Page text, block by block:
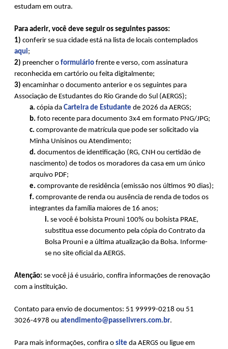
estudam em outra.
Para aderir, você deve seguir os seguintes passos:
1) conferir se sua cidade está na lista de locais contemplados
aqui;
2) preencher o formulário frente e verso, com assinatura
reconhecida em cartório ou feita digitalmente;
3) encaminhar o documento anterior e os seguintes para
Associação de Estudantes do Rio Grande do Sul (AERGS);
a. cópia da Carteira de Estudante de 2026 da AERGS;
b. foto recente para documento 3x4 em formato PNG/JPG;
c. comprovante de matrícula que pode ser solicitado via
Minha Unisinos ou Atendimento;
d. documentos de identificação (RG, CNH ou certidão de
nascimento) de todos os moradores da casa em um único
arquivo PDF;
e. comprovante de residência (emissão nos últimos 90 dias);
f. comprovante de renda ou ausência de renda de todos os
integrantes da família maiores de 16 anos;
i. se você é bolsista Prouni 100% ou bolsista PRAE,
substitua esse documento pela cópia do Contrato da
Bolsa Prouni e a última atualização da Bolsa. Informe-
se no site oficial da AERGS.
Atenção: se você já é usuário, confira informações de renovação
com a instituição.
Contato para envio de documentos: 51 99999-0218 ou 51
3026-4978 ou atendimento@passelivrers.com.br.
Para mais informações, confira o site da AERGS ou ligue em